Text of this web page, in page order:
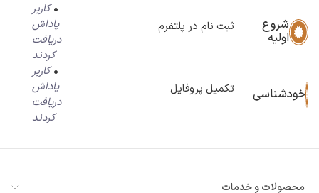
شروع
اولیه
ثبت نام در پلتفرم
0 کاربر
پاداش
دریافت
کردند
خودشناسی تکمیل پروفایل
0 کاربر
پاداش
دریافت
کردند
محصولات و خدمات